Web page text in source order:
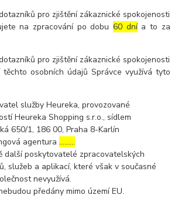
pro zjištění zákaznické spokojenosti
na zpracování po dobu60 dnía to za
pro zjištění zákaznické spokojenosti
těchto osobních údajů Správce využívá tyto
služby Heureka, provozované
Heureka Shopping s.r.o., sídlem
650/1, 186 00, Praha 8-Karlín
agentura………
další poskytovatelé zpracovatelských
služeb a aplikací, které však v současné
nevyužívá.
předány mimo území EU.